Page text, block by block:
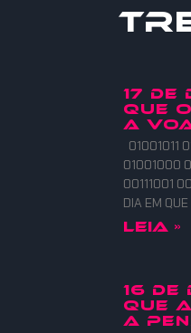
17 DE
QUE
A
01001011
01001000
00111001
DIA EM
Leia »
16 DE
QUE
A